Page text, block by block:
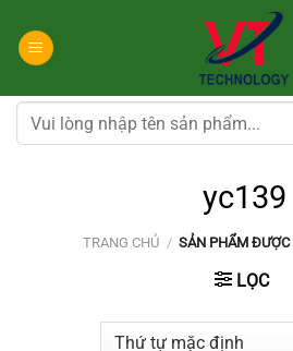
đến
dung
Tìm
kiếm:
yc139
TRANG CHỦ / SẢN PHẨM ĐƯỢC
LỌC